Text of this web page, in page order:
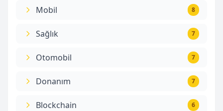
Mobil 8
Sağlık 7
Otomobil 7
Donanım 7
Blockchain 6